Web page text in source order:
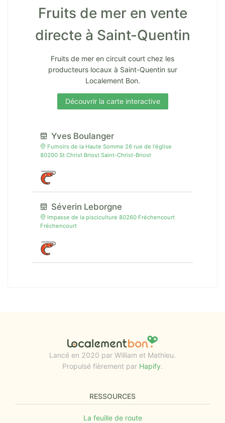
Fruits de mer en vente
directe à Saint-Quentin
Fruits de mer en circuit court chez les
producteurs locaux à Saint-Quentin sur
Localement Bon.
Découvrir la carte interactive
Yves Boulanger
Fumoirs de la Haute Somme 26 rue de l'église
80200 St Christ Briost Saint-Christ-Briost
Séverin Leborgne
Impasse de la pisciculture 80260 Fréchencourt
Fréchencourt
Lancé en 2020 par William et Mathieu.
Propulsé fièrement par Hapify.
RESSOURCES
La feuille de route